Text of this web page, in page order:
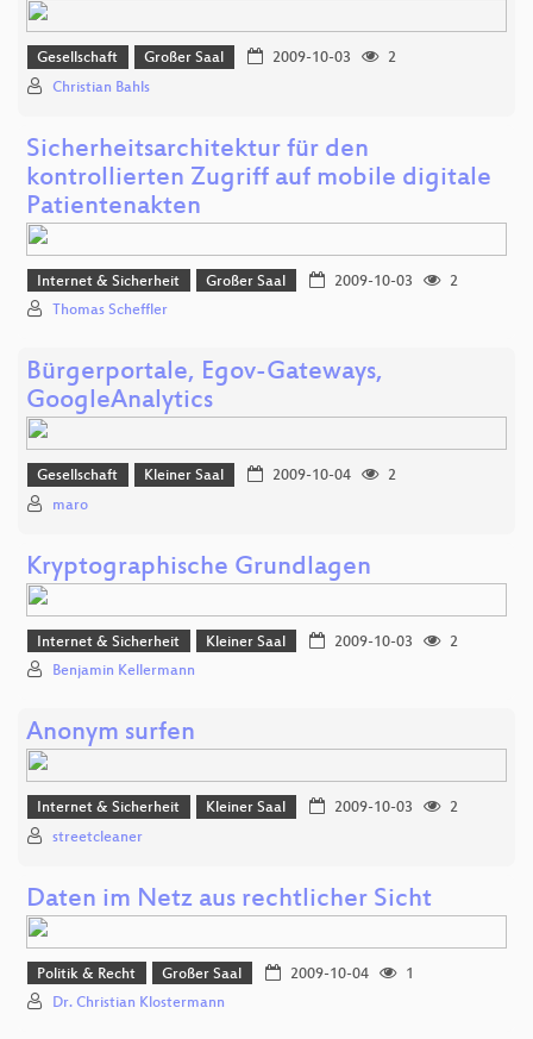
Gesellschaft Großer Saal 2009-10-03
2
Christian Bahls
Sicherheitsarchitektur für den
kontrollierten Zugriff auf mobile digitale
Patientenakten
Internet & Sicherheit Großer Saal 2009-10-03
2
Thomas Scheffler
Bürgerportale, Egov-Gateways,
GoogleAnalytics
Gesellschaft Kleiner Saal 2009-10-04
2
maro
Kryptographische Grundlagen
Internet & Sicherheit Kleiner Saal 2009-10-03
2
Benjamin Kellermann
Anonym surfen
Internet & Sicherheit Kleiner Saal 2009-10-03
2
streetcleaner
Daten im Netz aus rechtlicher Sicht
Politik & Recht Großer Saal 2009-10-04
1
Dr. Christian Klostermann